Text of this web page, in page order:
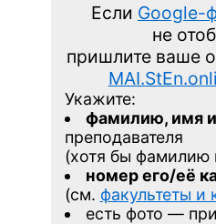
Если Google-
не
пришлите ваше
Укажите:
фамилию, имя и
преподавателя
(хотя бы фамилию
номер его/её
(см. факультеты
есть фото —